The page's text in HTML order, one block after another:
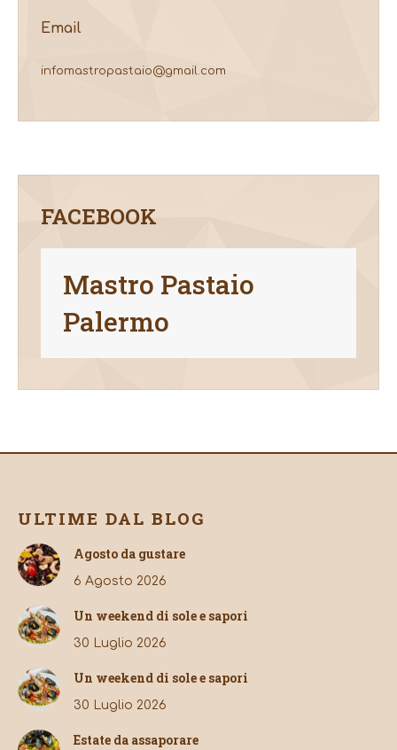
Email
infomastropastaio@gmail.com
FACEBOOK
Mastro Pastaio
Palermo
ULTIME DAL BLOG
Agosto da gustare
6 Agosto 2026
Un weekend di sole e sapori
30 Luglio 2026
Un weekend di sole e sapori
30 Luglio 2026
Estate da assaporare